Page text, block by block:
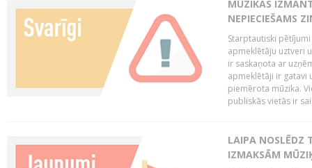
MŪZIKAS
NEPIECIEŠAMS
Starptautiski
apmeklētāju uztveri
ir saskaņota ar
apmeklētāji ir gatavi
piemērota mūzika.
publiskās vietās ir
LAIPA NOSLĒDZ
IZMAKSĀM